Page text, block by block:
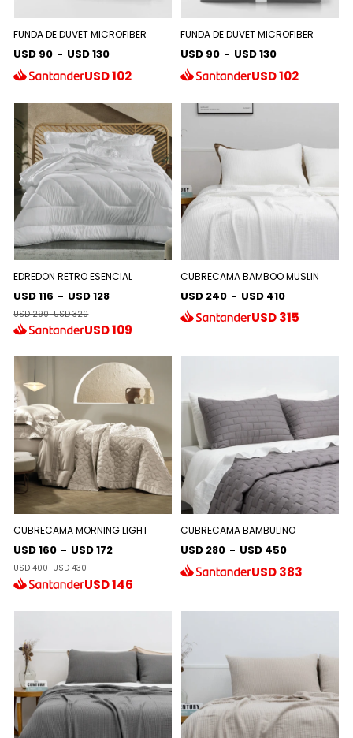
FUNDA DE DUVET MICROFIBER
USD 90 - USD 130
USD102
FUNDA DE DUVET MICROFIBER
USD 90 - USD 130
USD102
EDREDON RETRO ESENCIAL
USD 116 - USD 128
USD 290-USD 320
USD109
CUBRECAMA BAMBOO MUSLIN
USD 240 - USD 410
USD315
CUBRECAMA MORNING LIGHT
USD 160 - USD 172
USD 400-USD 430
USD146
CUBRECAMA BAMBULINO
USD 280 - USD 450
USD383